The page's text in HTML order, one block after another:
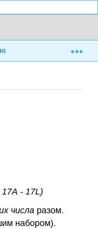
і віднімання
17A - 17L)
числа разом.
набором).